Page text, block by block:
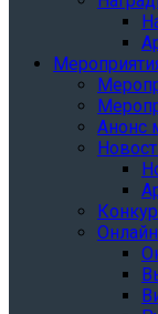
Анонс